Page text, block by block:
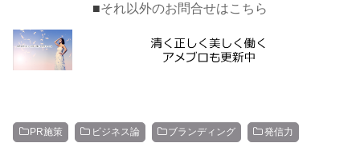
■それ以外のお問合せはこちら
PR施策 ビジネス論 ブランディング 発信力